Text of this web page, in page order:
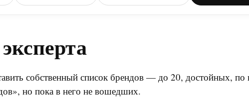
собственный список брендов — до 20, достойных,
но пока в него не вошедших.